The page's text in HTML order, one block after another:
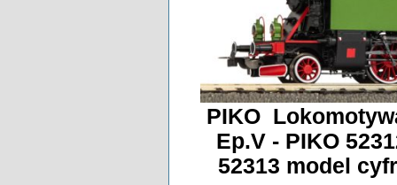
PIKO
Ep.V - PIKO
52313 model